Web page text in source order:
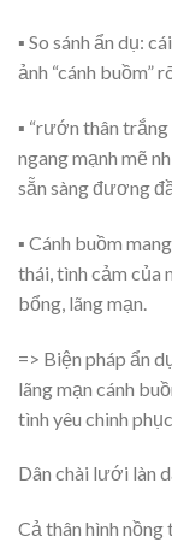
▪ So sánh ẩn dụ:
ảnh “cánh buồm”
▪ “rướn thân
ngang mạnh mẽ
sẵn sàng đương
▪ Cánh buồm
thái, tình cảm của
bổng, lãng mạn.
=> Biện pháp ẩn
lãng mạn cánh
tình yêu chinh
Dân chài lưới làn
Cả thân hình nồng